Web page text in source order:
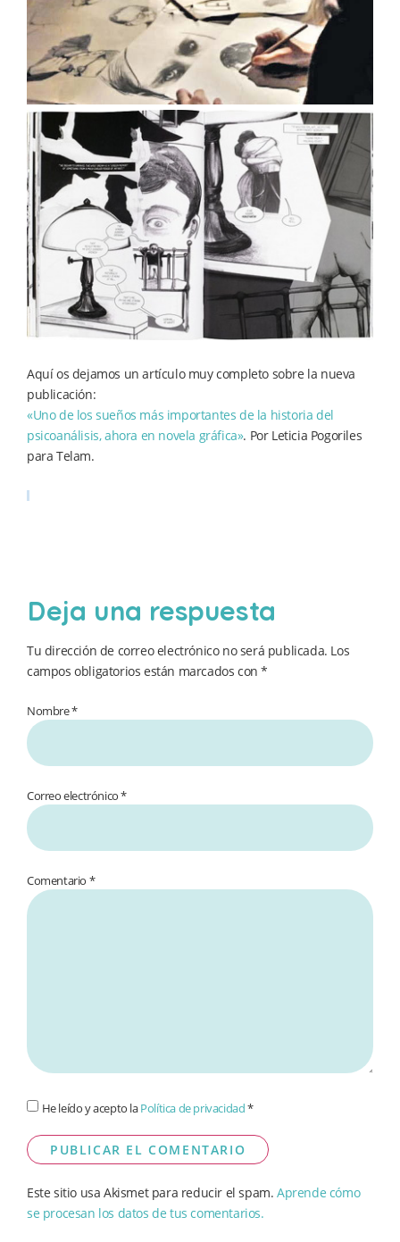
Aquí os dejamos un artículo muy completo sobre la nueva
publicación:
«Uno de los sueños más importantes de la historia del
psicoanálisis, ahora en novela gráfica». Por Leticia Pogoriles
para Telam.
Deja una respuesta
Tu dirección de correo electrónico no será publicada. Los
campos obligatorios están marcados con*
Nombre *
Correo electrónico *
Comentario *
He leído y acepto laPolítica de privacidad*
Este sitio usa Akismet para reducir el spam.Aprende cómo
se procesan los datos de tus comentarios.